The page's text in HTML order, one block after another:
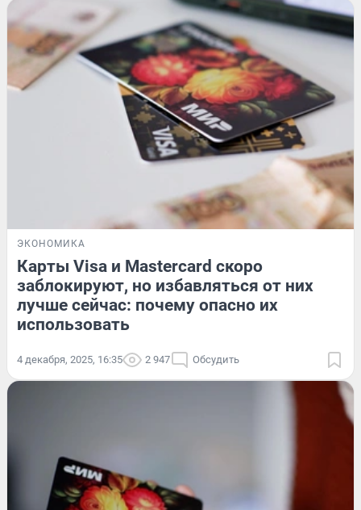
ЭКОНОМИКА
Карты Visa и Mastercard скоро
заблокируют, но избавляться от них
лучше сейчас: почему опасно их
использовать
4 декабря, 2025, 16:35 2 947 Обсудить